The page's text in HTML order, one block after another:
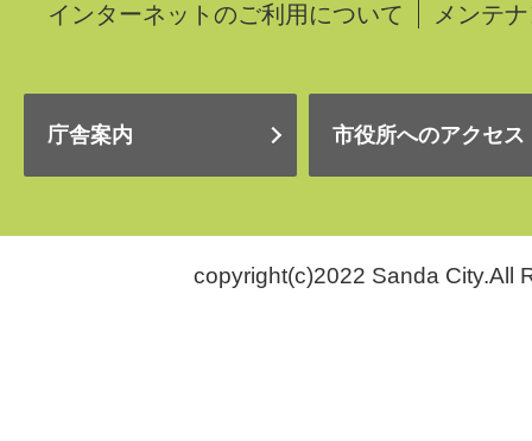
インターネットのご利用について
メンテ
庁舎案内 市役所へのアクセス
copyright(c)2022 Sanda City.All